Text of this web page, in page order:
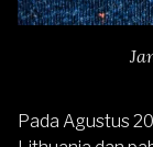
Pada Agustus